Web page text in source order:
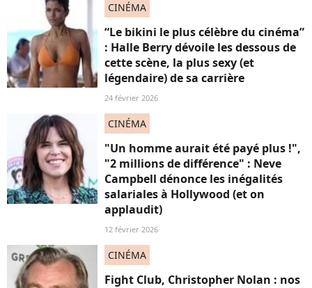
CINÉMA
“Le bikini le plus célèbre du cinéma”
: Halle Berry dévoile les dessous de
cette scène, la plus sexy (et
légendaire) de sa carrière
24 février 2026
CINÉMA
"Un homme aurait été payé plus !",
"2 millions de différence" : Neve
Campbell dénonce les inégalités
salariales à Hollywood (et on
applaudit)
12 février 2026
CINÉMA
Fight Club, Christopher Nolan : nos